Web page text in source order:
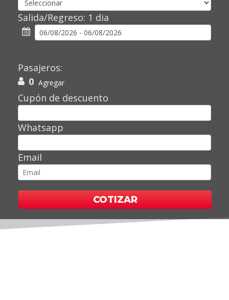
Salida/Regreso: 1 dia
Pasajeros:
0 Agregar
Cupón de descuento
Whatsapp
Email
COTIZAR